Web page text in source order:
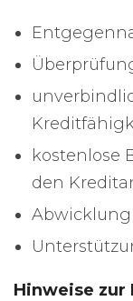
kostenlose
den
Hinweise zur